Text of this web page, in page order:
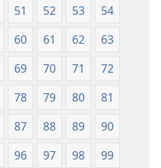
51 52 53
54
60 61 62
63
69 70 71
72
78 79 80
81
87 88 89
90
96 97 98
99